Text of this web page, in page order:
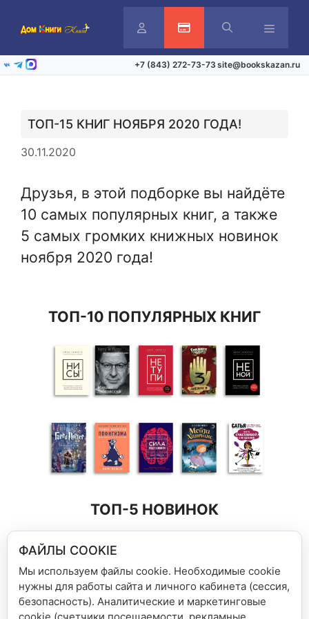
ЛичныйАктивация карты
ВКонтакте
Telegram
Max +7 (843) 272-73-73 site@bookskazan.ru
ТОП-15 КНИГ НОЯБРЯ 2020 ГОДА!
30.11.2020
Друзья, в этой подборке вы найдёте
10 самых популярных книг, а также
5 самых громких книжных новинок
ноября 2020 года!
ТОП-10 ПОПУЛЯРНЫХ КНИГ
ТОП-5 НОВИНОК
ФАЙЛЫ COOKIE
Мы используем файлы cookie. Необходимые cookie
нужны для работы сайта и личного кабинета (сессия,
безопасность). Аналитические и маркетинговые